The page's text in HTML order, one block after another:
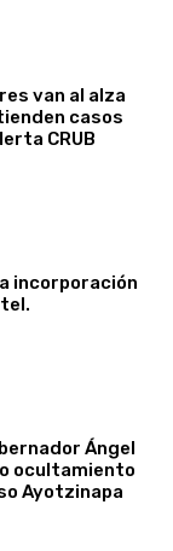
van al alza
casos
CRUB
incorporación
Ángel
ocultamiento
Ayotzinapa